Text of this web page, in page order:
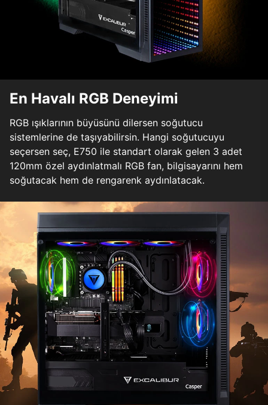
En Havalı RGB Deneyimi
RGB ışıklarının büyüsünü dilersen soğutucu
sistemlerine de taşıyabilirsin. Hangi soğutucuyu
seçersen seç, E750 ile standart olarak gelen 3 adet
120mm özel aydınlatmalı RGB fan, bilgisayarını hem
soğutacak hem de rengarenk aydınlatacak.